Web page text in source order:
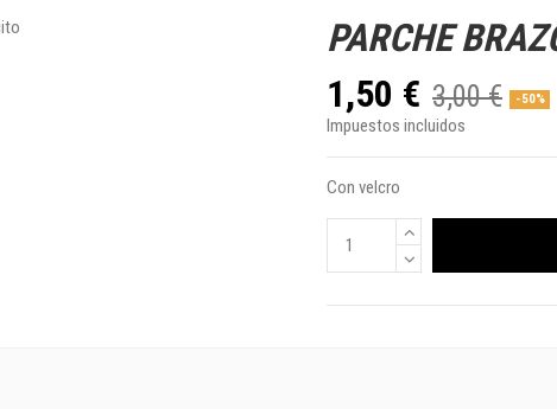
PARCHE
1,50 € 3,00 € -50%
Impuestos incluidos
Con velcro